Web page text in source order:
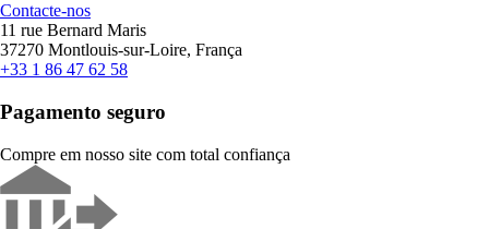
Contacte-nos
11 rue Bernard Maris
37270 Montlouis-sur-Loire, França
+33 1 86 47 62 58
Pagamento seguro
Compre em nosso site com total confiança